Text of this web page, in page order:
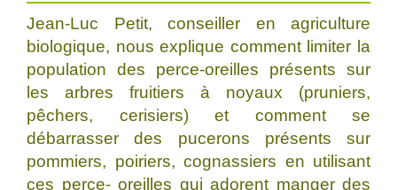
Jean-Luc Petit, conseiller en agriculture
biologique, nous explique comment limiter la
population des perce-oreilles présents sur
les arbres fruitiers à noyaux (pruniers,
pêchers, cerisiers) et comment se
débarrasser des pucerons présents sur
pommiers, poiriers, cognassiers en utilisant
ces perce- oreilles qui adorent manger des